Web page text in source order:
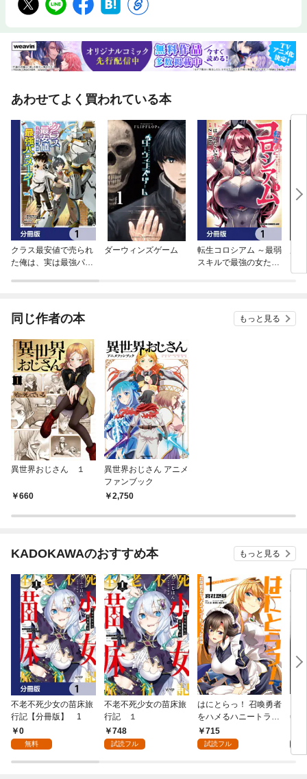
あわせてよく買われている本
クラス最安値で売られ
た俺は、実は最強パラ
ダーウィンズゲーム
転生コロシアム ～最弱
スキルで最強の女たち
同じ作者の本 もっと見る
異世界おじさん １
660
異世界おじさん アニメ
ファンブック
2,750
KADOKAWAのおすすめ本 もっと見る
不老不死少女の苗床旅
行記【分冊版】 1
0
無料
不老不死少女の苗床旅
行記 １
748
試読フル
はにとらっ！ 召喚勇者
をハメるハニートラッ
プ包囲網 1
715
試読フル
年9